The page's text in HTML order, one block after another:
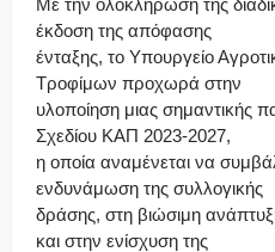
Με την ολοκλήρωση της
έκδοση της απόφασης
ένταξης, το Υπουργείο
Τροφίμων προχωρά στην
υλοποίηση μιας σημαντικής
Σχεδίου ΚΑΠ 2023-2027,
η οποία αναμένεται να
ενδυνάμωση της συλλογικής
δράσης, στη βιώσιμη
και στην ενίσχυση της